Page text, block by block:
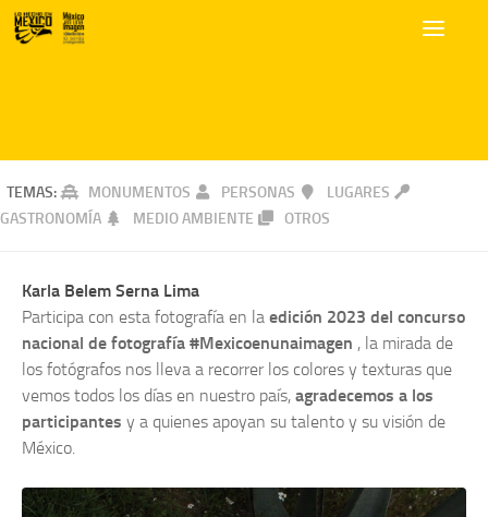
TEMAS: MONUMENTOS PERSONAS
LUGARES
GASTRONOMÍA
MEDIO AMBIENTE OTROS
Karla Belem Serna Lima
Participa con esta fotografía en la edición 2023 del concurso
nacional de fotografía #Mexicoenunaimagen , la mirada de
los fotógrafos nos lleva a recorrer los colores y texturas que
vemos todos los días en nuestro país, agradecemos a los
participantes y a quienes apoyan su talento y su visión de
México.